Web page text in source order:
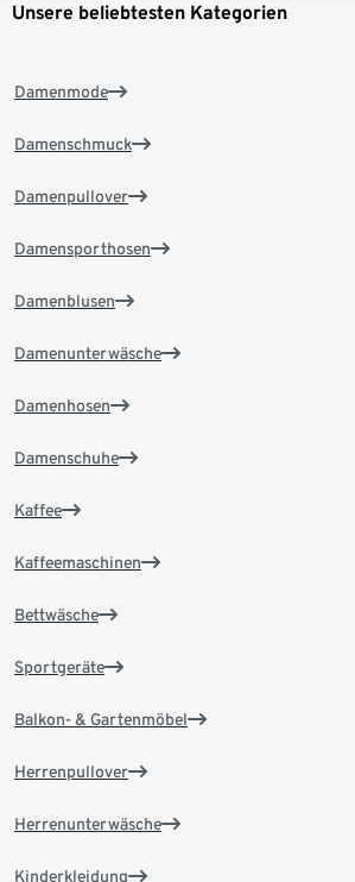
Unsere beliebtesten Kategorien
Damenmode
Damenschmuck
Damenpullover
Damensporthosen
Damenblusen
Damenunterwäsche
Damenhosen
Damenschuhe
Kaffee
Kaffeemaschinen
Bettwäsche
Sportgeräte
Balkon- & Gartenmöbel
Herrenpullover
Herrenunterwäsche
Kinderkleidung